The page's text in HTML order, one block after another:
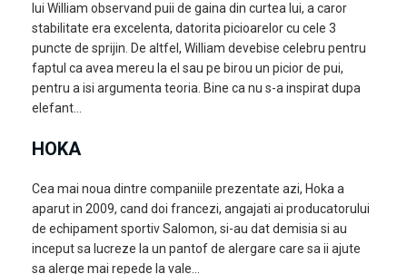
lui William observand puii de gaina din curtea lui, a caror
stabilitate era excelenta, datorita picioarelor cu cele 3
puncte de sprijin. De altfel, William devebise celebru pentru
faptul ca avea mereu la el sau pe birou un picior de pui,
pentru a isi argumenta teoria. Bine ca nu s-a inspirat dupa
elefant…
HOKA
Cea mai noua dintre companiile prezentate azi, Hoka a
aparut in 2009, cand doi francezi, angajati ai producatorului
de echipament sportiv Salomon, si-au dat demisia si au
inceput sa lucreze la un pantof de alergare care sa ii ajute
sa alerge mai repede la vale…